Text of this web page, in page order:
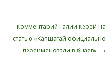
Комментарий Галии Керей на
статью «Капшагай официально
переименовали в Қонаев» →